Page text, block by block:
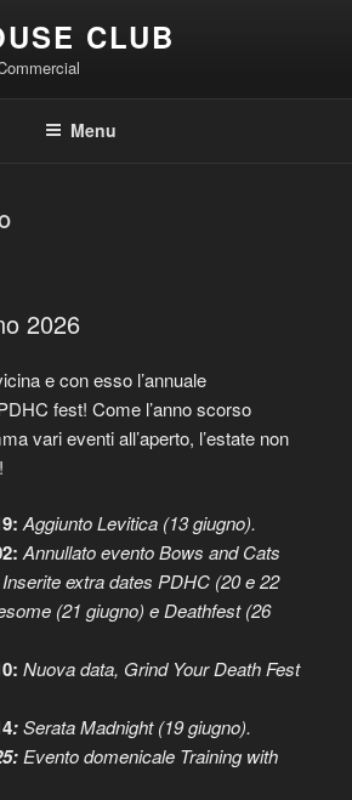
CLUB
Menu
2026
e con esso l’annuale
fest! Come l’anno scorso
vari eventi all’aperto, l’estate non
Aggiunto Levitica (13 giugno).
Annullato evento Bows and Cats
extra dates PDHC (20 e 22
(21 giugno) e Deathfest (26
Nuova data, Grind Your Death Fest
:Serata Madnight (19 giugno).
:Evento domenicale Training with